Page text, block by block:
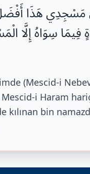
مَسْجِدِي هَذَا
سِوَاهُ إِلَّا
(Mescid-i
i Haram
kılınan bin